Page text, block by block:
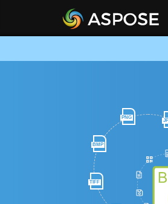
PNG
BMP
TIFF